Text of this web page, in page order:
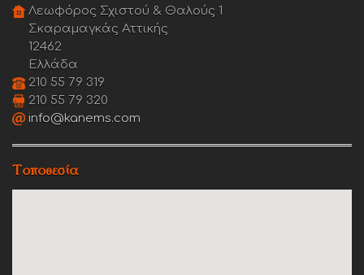
Λεωφόρος Σχιστού & Θαλούς 1
Σκαραμαγκάς Αττικής
12462
Ελλάδα
210 55 79 319
210 55 79 320
info@kanems.com
Τοποθεσία